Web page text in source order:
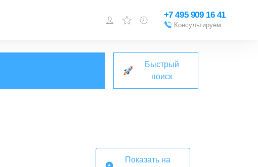
зарегистрироваться
Добавить объект
+7 495 909 16 41
Консультируем
Быстрый
поиск
Показать на